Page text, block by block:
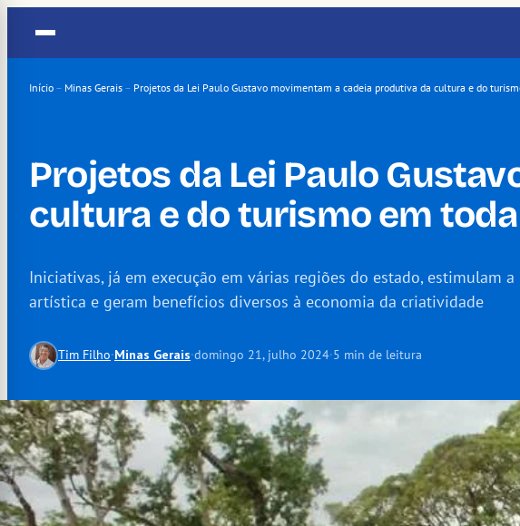
conteúdo
Início – Minas Gerais – Projetos da Lei Paulo Gustavo movimentam a cadeia produtiva da cultura e do
Projetos da Lei Paulo
cultura e do turismo em
Iniciativas, já em execução em várias regiões do estado, estimulam a
artística e geram benefícios diversos à economia da criatividade
Tim Filho·Minas Gerais·domingo 21, julho 2024·5 min de leitura